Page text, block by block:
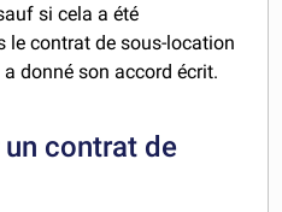
si cela a été
le contrat de sous-location
donné son accord écrit.
contrat de